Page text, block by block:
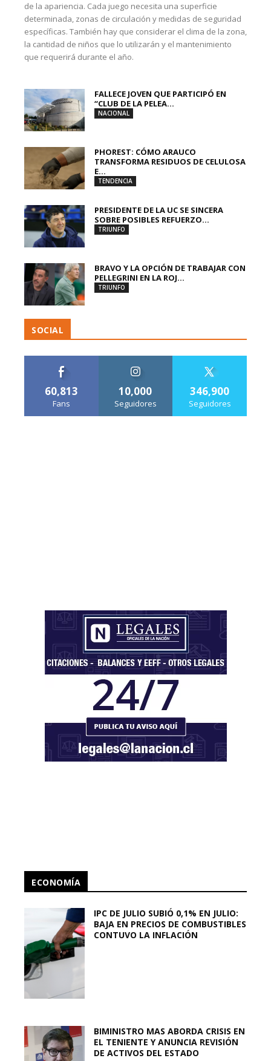
de la apariencia. Cada juego necesita una superficie
determinada, zonas de circulación y medidas de seguridad
específicas. También hay que considerar el clima de la zona,
la cantidad de niños que lo utilizarán y el mantenimiento
que requerirá durante el año.
FALLECE JOVEN QUE PARTICIPÓ EN
“CLUB DE LA PELEA...
NACIONAL
PHOREST: CÓMO ARAUCO
TRANSFORMA RESIDUOS DE CELULOSA
E...
TENDENCIA
PRESIDENTE DE LA UC SE SINCERA
SOBRE POSIBLES REFUERZO...
TRIUNFO
BRAVO Y LA OPCIÓN DE TRABAJAR CON
PELLEGRINI EN LA ROJ...
TRIUNFO
SOCIAL
60,813
Fans
10,000
Seguidores
346,900
Seguidores
ECONOMÍA
IPC DE JULIO SUBIÓ 0,1% EN JULIO:
BAJA EN PRECIOS DE COMBUSTIBLES
CONTUVO LA INFLACIÓN
BIMINISTRO MAS ABORDA CRISIS EN
EL TENIENTE Y ANUNCIA REVISIÓN
DE ACTIVOS DEL ESTADO